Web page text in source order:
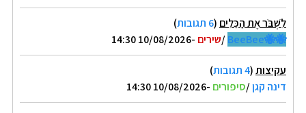
לִשְׁבֹּר אֶת הַכֵּלִים (6 תגובות
)
🐝🐝BeeBee
/שירים -10/08/2026 14:30
עקיצות(4 תגובות
)
דינה קגן/סיפורים -10/08/2026 14:30